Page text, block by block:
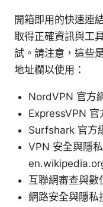
開箱即用的快速連
取得正確資訊與工
試。請注意，這些
地址欄以使用：
NordVPN 官方
ExpressVPN
Surfshark 官方
VPN 安全與隱
互聯網審查與數
網路安全與隱私